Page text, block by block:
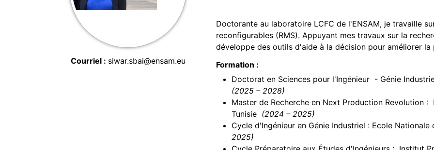
Courriel siwar.sbai@ensam.eu
Doctorante au laboratoire LCFC de l'ENSAM, je travaille
reconfigurables (RMS). Appuyant mes travaux sur la
développe des outils d'aide à la décision pour améliorer
Formation :
Doctorat en Sciences pour l'Ingénieur - Génie
(2025 – 2028)
Master de Recherche en Next Production Revolution :
Tunisie (2024 – 2025)
Cycle d'Ingénieur en Génie Industriel : Ecole Nationale
2025)